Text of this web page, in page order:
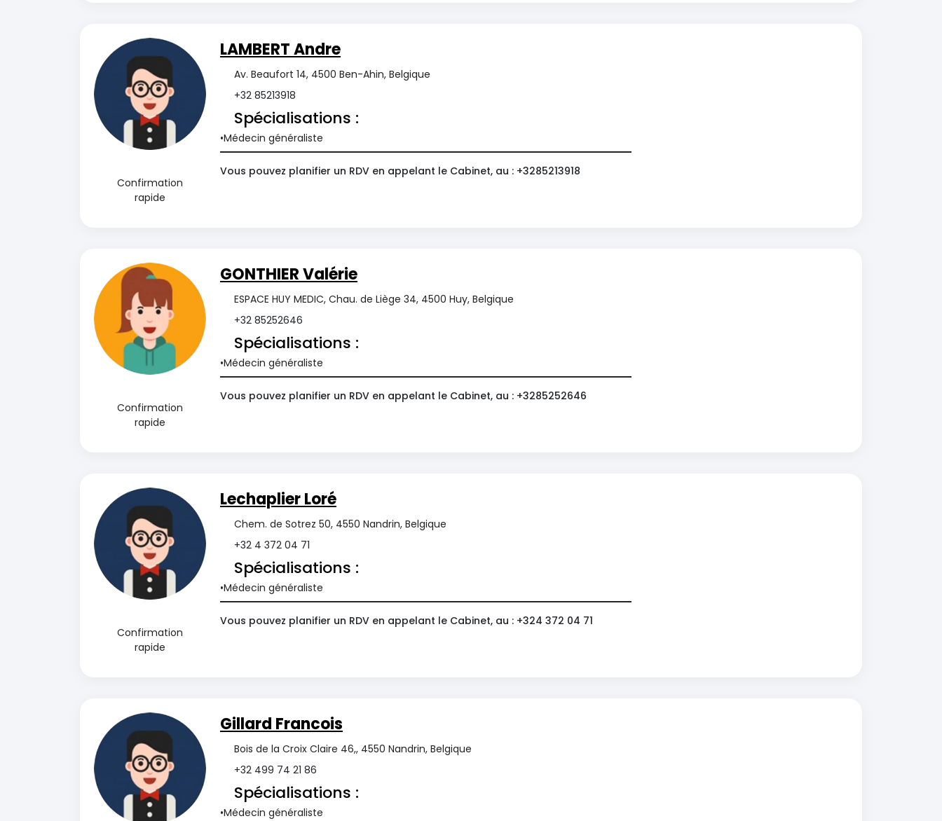
Confirmation
rapide
LAMBERT Andre
Av. Beaufort 14, 4500 Ben-Ahin, Belgique
+32 85213918
Spécialisations :
Médecin généraliste
Vous pouvez planifier un RDV en appelant le Cabinet, au : +3285213918
Confirmation
rapide
GONTHIER Valérie
ESPACE HUY MEDIC, Chau. de Liège 34, 4500 Huy, Belgique
+32 85252646
Spécialisations :
Médecin généraliste
Vous pouvez planifier un RDV en appelant le Cabinet, au : +3285252646
Confirmation
rapide
Lechaplier Loré
Chem. de Sotrez 50, 4550 Nandrin, Belgique
+32 4 372 04 71
Spécialisations :
Médecin généraliste
Vous pouvez planifier un RDV en appelant le Cabinet, au : +324 372 04 71
Gillard Francois
Bois de la Croix Claire 46,, 4550 Nandrin, Belgique
+32 499 74 21 86
Spécialisations :
Médecin généraliste